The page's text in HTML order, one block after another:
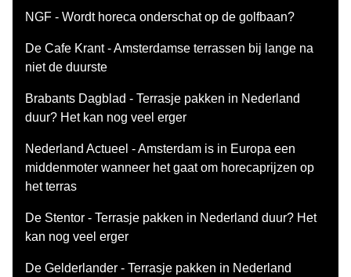
NGF - Wordt horeca onderschat op de golfbaan?
De Cafe Krant - Amsterdamse terrassen bij lange na
niet de duurste
Brabants Dagblad - Terrasje pakken in Nederland
duur? Het kan nog veel erger
Nederland Actueel - Amsterdam is in Europa een
middenmoter wanneer het gaat om horecaprijzen op
het terras
De Stentor - Terrasje pakken in Nederland duur? Het
kan nog veel erger
De Gelderlander - Terrasje pakken in Nederland